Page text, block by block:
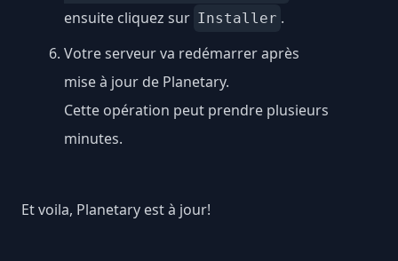
ensuite cliquez sur Installer .
Votre serveur va redémarrer après
mise à jour de Planetary.
Cette opération peut prendre plusieurs
minutes.
Et voila, Planetary est à jour!